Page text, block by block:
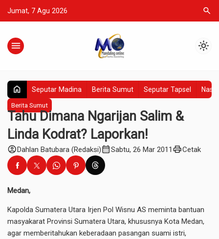
Jumat, 7 Agu 2026 search
menu light_mode
home Seputar Madina Berita Sumut Seputar Tapsel
Berita Sumut
Tahu Dimana Ngarijan Salim &
Linda Kodrat? Laporkan!
account_circleDahlan Batubara (Redaksi)calendar_monthSabtu, 26 Mar 2011 printCetak
Medan,
Kapolda Sumatera Utara Irjen Pol Wisnu AS meminta bantuan
masyakarat Provinsi Sumatera Utara, khususnya Kota Medan,
agar memberitahukan keberadaan pasangan suami istri,